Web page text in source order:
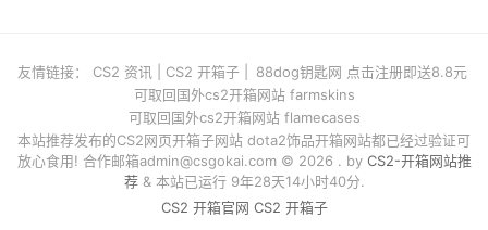
友情链接： CS2 资讯 CS2 开箱子
88dog钥匙网 点击注册即送8.8元
可取回国外cs2开箱网站 farmskins
可取回国外cs2开箱网站 flamecases
本站推荐发布的CS2网页开箱子网站 dota2饰品开箱网站都已经过验证可
放心食用! 合作邮箱admin@csgokai.com© 2026 . by CS2-开箱网站推
荐& 本站已运行 9年28天14小时40分.
CS2 开箱官网 CS2 开箱子